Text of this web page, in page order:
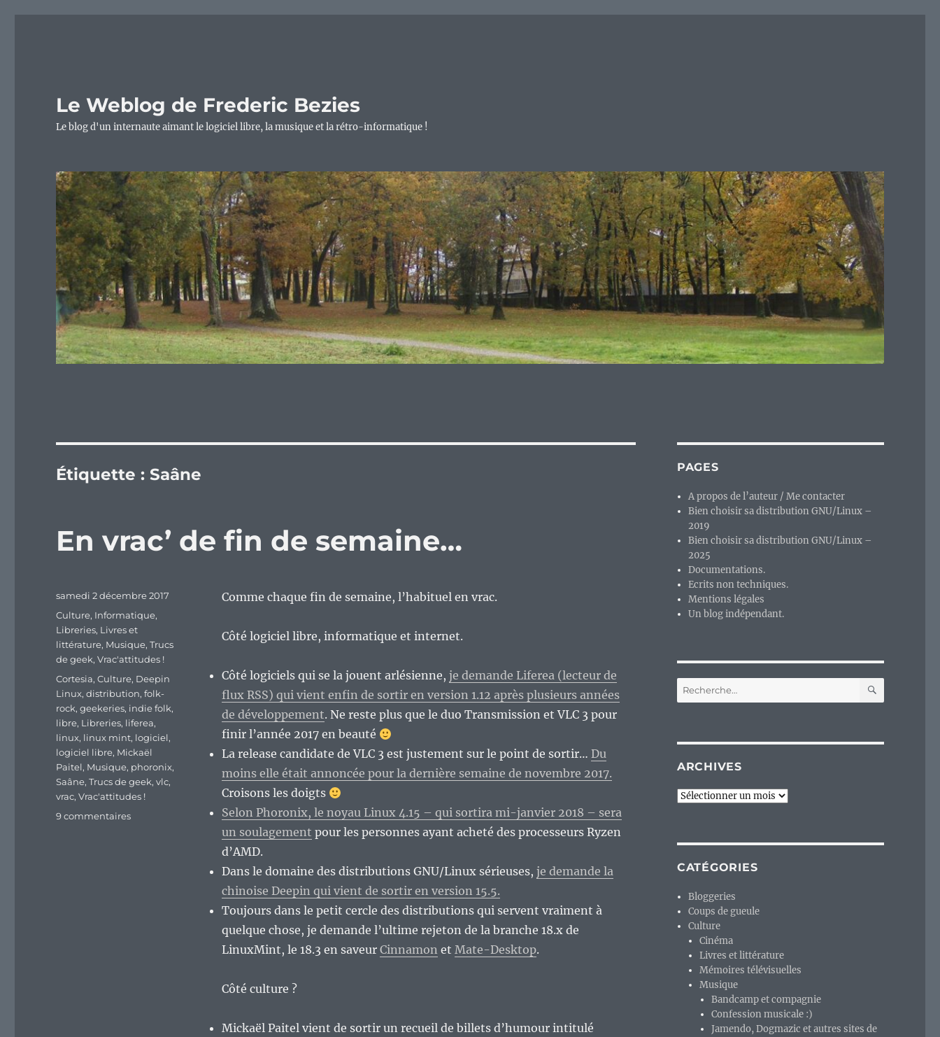
Le Weblog de Frederic Bezies
Le blog d'un internaute aimant le logiciel libre, la musique et la rétro-informatique !
Étiquette : Saâne
En vrac’ de fin de semaine…
Comme chaque fin de semaine, l’habituel en vrac.
Côté logiciel libre, informatique et internet.
Côté logiciels qui se la jouent arlésienne, je demande Liferea (lecteur de
flux RSS) qui vient enfin de sortir en version 1.12 après plusieurs années
de développement. Ne reste plus que le duo Transmission et VLC 3 pour
finir l’année 2017 en beauté
La release candidate de VLC 3 est justement sur le point de sortir… Du
moins elle était annoncée pour la dernière semaine de novembre 2017.
Croisons les doigts
Selon Phoronix, le noyau Linux 4.15 – qui sortira mi-janvier 2018 – sera
un soulagement pour les personnes ayant acheté des processeurs Ryzen
d’AMD.
Dans le domaine des distributions GNU/Linux sérieuses, je demande la
chinoise Deepin qui vient de sortir en version 15.5.
Toujours dans le petit cercle des distributions qui servent vraiment à
quelque chose, je demande l’ultime rejeton de la branche 18.x de
LinuxMint, le 18.3 en saveur Cinnamon et Mate-Desktop.
Côté culture ?
Mickaël Paitel vient de sortir un recueil de billets d’humour intitulé
Publié
samedi 2 décembre 2017
Catégories
Culture, Informatique,
Libreries, Livres et
littérature, Musique,Trucs
de geek,Vrac'attitudes !
Étiquettes
Cortesia,Culture, Deepin
Linux,distribution,folk-
rock,geekeries, indie folk,
libre, Libreries, liferea,
linux, linux mint, logiciel,
logiciel libre, Mickaël
Paitel, Musique, phoronix,
Saâne,Trucs de geek,vlc,
vrac,Vrac'attitudes !
9 commentairessur
PAGES
A propos de l’auteur / Me contacter
Bien choisir sa distribution GNU/Linux –
2019
Bien choisir sa distribution GNU/Linux –
2025
Documentations.
Ecrits non techniques.
Mentions légales
Un blog indépendant.
Recherche
pour :
ARCHIVES
Archives
CATÉGORIES
Bloggeries
Coups de gueule
Culture
Cinéma
Livres et littérature
Mémoires télévisuelles
Musique
Bandcamp et compagnie
Confession musicale :)
Jamendo, Dogmazic et autres sites de